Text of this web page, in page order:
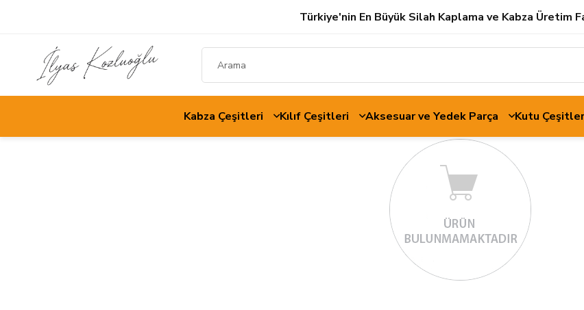
Türkiye'nin En Büyük Silah Kaplama ve Kabza Üretim
Kabza Çeşitleri Kılıf Çeşitleri Aksesuar ve Yedek Parça Kutu